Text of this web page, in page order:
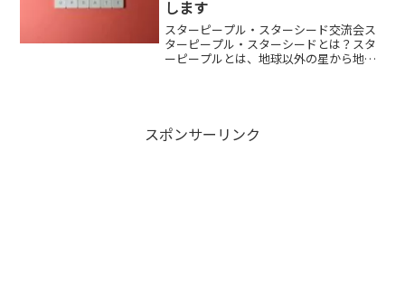
します
スターピープル・スターシード交流会ス
ターピープル・スターシードとは？スタ
ーピープルとは、地球以外の星から地球
スポンサーリンク